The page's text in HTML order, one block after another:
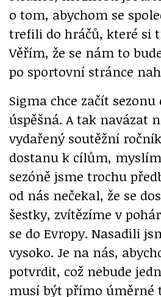
o tom, abychom se
trefili do hráčů, které si
Věřím, že se nám to
po sportovní stránce
Sigma chce začít
úspěšná. A tak navázat
vydařený soutěžní
dostanu k cílům,
sezóně jsme trochu
od nás nečekal, že se
šestky, zvítězíme v
se do Evropy. Nasadili
vysoko. Je na nás,
potvrdit, což nebude
musí být přímo úměrné